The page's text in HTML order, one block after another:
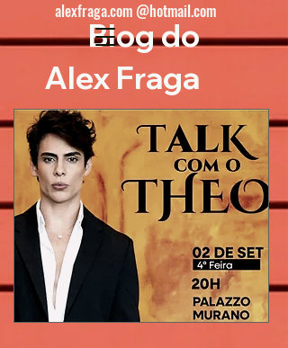
Blog do
Alex Fraga
alexfraga.com @hotmail.com